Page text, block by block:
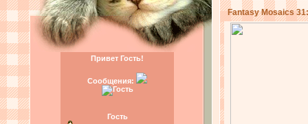
Привет Гость!
Сообщения:
Гость
Fantasy Mosaics